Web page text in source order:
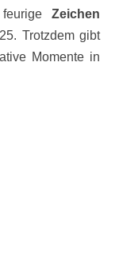
Zeichen
Trotzdem gibt
Momente in